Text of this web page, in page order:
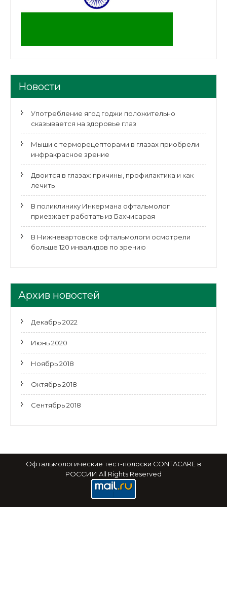
Новости
Употребление ягод годжи положительно
сказывается на здоровье глаз
Мыши с терморецепторами в глазах приобрели
инфракрасное зрение
Двоится в глазах: причины, профилактика и как
лечить
В поликлинику Инкермана офтальмолог
приезжает работать из Бахчисарая
В Нижневартовске офтальмологи осмотрели
больше 120 инвалидов по зрению
Архив новостей
Декабрь 2022
Июнь 2020
Ноябрь 2018
Октябрь 2018
Сентябрь 2018
Офтальмологические тест-полоски CONTACARE в
РОССИИ All Rights Reserved